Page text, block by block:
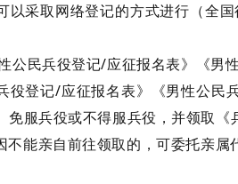
以采取网络登记的方式进行（全
公民兵役登记/应征报名表》《男
役登记/应征报名表》《男性公民
服兵役或不得服兵役，并领取《
能亲自前往领取的，可委托亲属